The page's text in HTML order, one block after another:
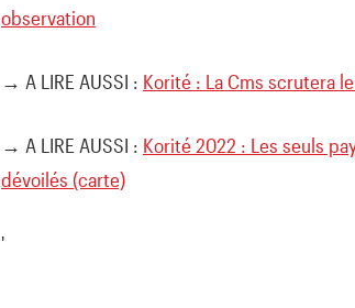
observation
→ A LIRE AUSSI : Korité : La Cms scrutera
→ A LIRE AUSSI : Korité 2022 : Les seuls
dévoilés (carte)
'